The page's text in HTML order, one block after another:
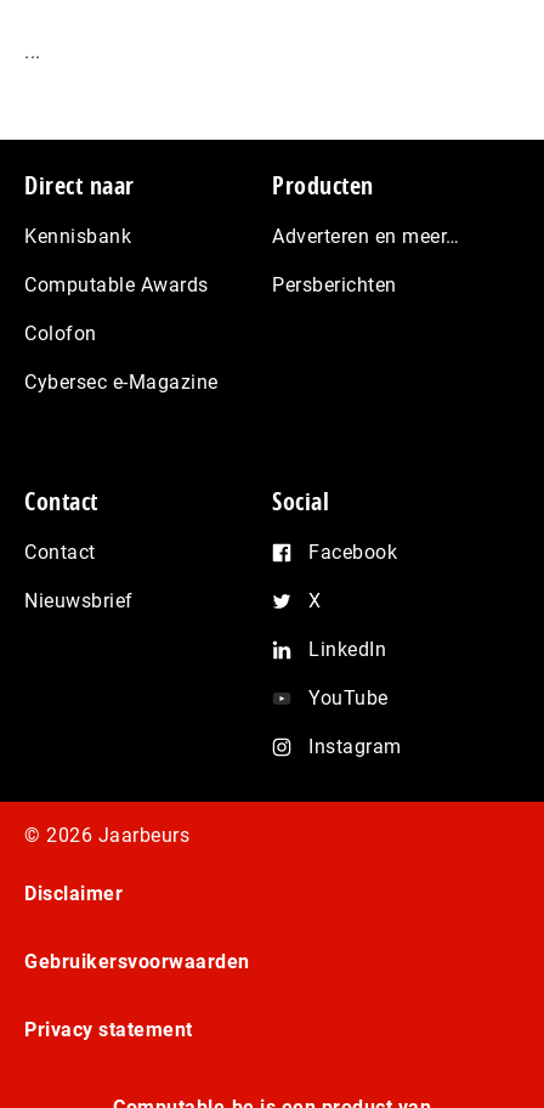
...
Footer
Direct naar
Kennisbank
Computable Awards
Colofon
Cybersec e-Magazine
Producten
Adverteren en meer…
Persberichten
Contact
Contact
Nieuwsbrief
Social
Facebook
X
LinkedIn
YouTube
Instagram
© 2026 Jaarbeurs
Disclaimer
Gebruikersvoorwaarden
Privacy statement